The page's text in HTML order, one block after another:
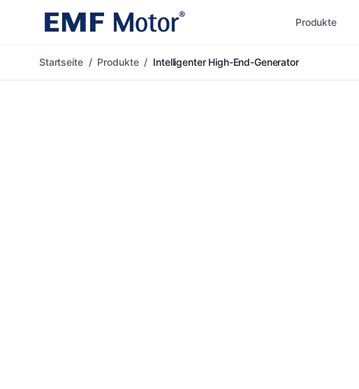
Produkte
Startseite / Produkte / Intelligenter High-End-Generator